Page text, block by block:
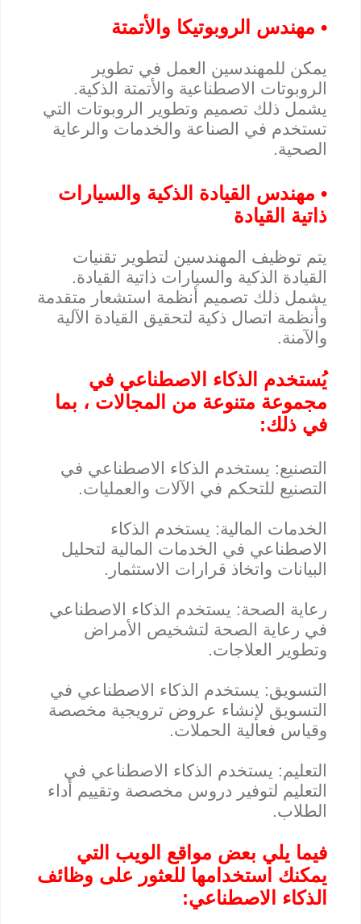
• مهندس الروبوتيكا والأتمتة
يمكن للمهندسين العمل في تطوير
الروبوتات الاصطناعية والأتمتة الذكية.
يشمل ذلك تصميم وتطوير الروبوتات التي
تستخدم في الصناعة والخدمات والرعاية
الصحية.
• مهندس القيادة الذكية والسيارات
ذاتية القيادة
يتم توظيف المهندسين لتطوير تقنيات
القيادة الذكية والسيارات ذاتية القيادة.
يشمل ذلك تصميم أنظمة استشعار متقدمة
وأنظمة اتصال ذكية لتحقيق القيادة الآلية
والآمنة.
يُستخدم الذكاء الاصطناعي في
مجموعة متنوعة من المجالات ، بما
في ذلك:
التصنيع: يستخدم الذكاء الاصطناعي في
التصنيع للتحكم في الآلات والعمليات.
الخدمات المالية: يستخدم الذكاء
الاصطناعي في الخدمات المالية لتحليل
البيانات واتخاذ قرارات الاستثمار.
رعاية الصحة: يستخدم الذكاء الاصطناعي
في رعاية الصحة لتشخيص الأمراض
وتطوير العلاجات.
التسويق: يستخدم الذكاء الاصطناعي في
التسويق لإنشاء عروض ترويجية مخصصة
وقياس فعالية الحملات.
التعليم: يستخدم الذكاء الاصطناعي في
التعليم لتوفير دروس مخصصة وتقييم أداء
الطلاب.
فيما يلي بعض مواقع الويب التي
يمكنك استخدامها للعثور على وظائف
الذكاء الاصطناعي: